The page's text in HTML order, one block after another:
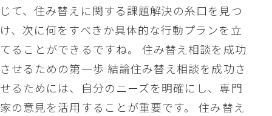
じて、住み替えに関する課題解決の糸口を見つ
け、次に何をすべきか具体的な行動プランを立
てることができるですね。 住み替え相談を成功
させるための第一歩 結論住み替え相談を成功さ
せるためには、自分のニーズを明確にし、専門
家の意見を活用することが重要です。 住み替え